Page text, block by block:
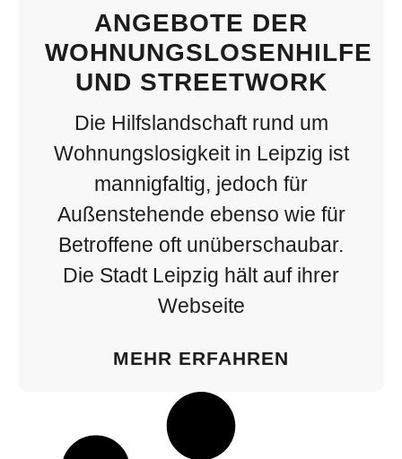
ANGEBOTE DER
WOHNUNGSLOSENHILFE
UND STREETWORK
Die Hilfslandschaft rund um
Wohnungslosigkeit in Leipzig ist
mannigfaltig, jedoch für
Außenstehende ebenso wie für
Betroffene oft unüberschaubar.
Die Stadt Leipzig hält auf ihrer
Webseite
MEHR ERFAHREN